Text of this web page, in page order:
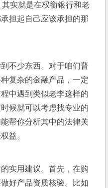
实就是在权衡银行和老
担起自己应该承担的那
不少东西。对于咱们普
复杂的金融产品，一定
中遇到类似老李这样的
候就可以考虑找专业的
帮你分析其中的法律关
益。
实用建议。首先，在购
好产品资质核验。比如